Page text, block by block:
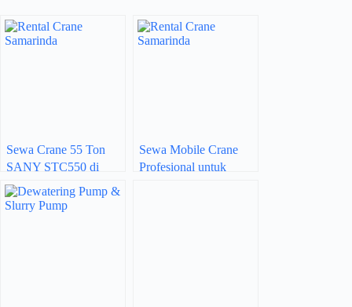
Sewa Crane 55 Ton
SANY STC550 di
Kalimantan Timur –
Siap Dukung Proyek
Sewa Mobile Crane
Profesional untuk